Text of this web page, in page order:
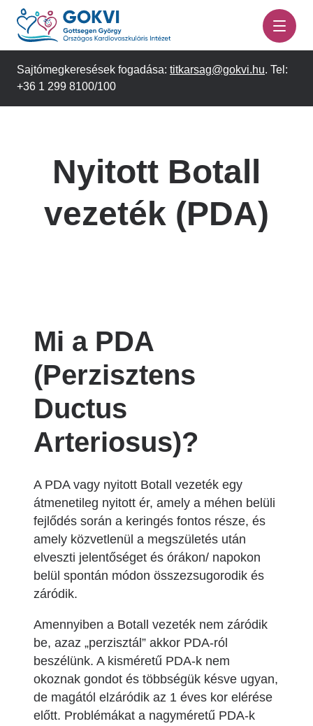
Ugrás
tartalomra
Sajtómegkeresések fogadása: titkarsag@gokvi.hu. Tel:
+36 1 299 8100/100
Nyitott Botall
vezeték (PDA)
Mi a PDA
(Perzisztens
Ductus
Arteriosus)?
A PDA vagy nyitott Botall vezeték egy
átmenetileg nyitott ér, amely a méhen belüli
fejlődés során a keringés fontos része, és
amely közvetlenül a megszületés után
elveszti jelentőséget és órákon/ napokon
belül spontán módon összezsugorodik és
záródik.
Amennyiben a Botall vezeték nem záródik
be, azaz „perzisztál” akkor PDA-ról
beszélünk. A kisméretű PDA-k nem
okoznak gondot és többségük késve ugyan,
de magától elzáródik az 1 éves kor elérése
előtt. Problémákat a nagyméretű PDA-k